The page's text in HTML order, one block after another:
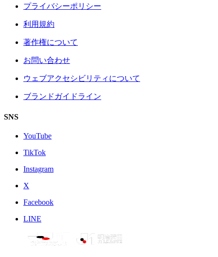
プライバシーポリシー
利用規約
著作権について
お問い合わせ
ウェブアクセシビリティについて
ブランドガイドライン
SNS
YouTube
TikTok
Instagram
X
Facebook
LINE